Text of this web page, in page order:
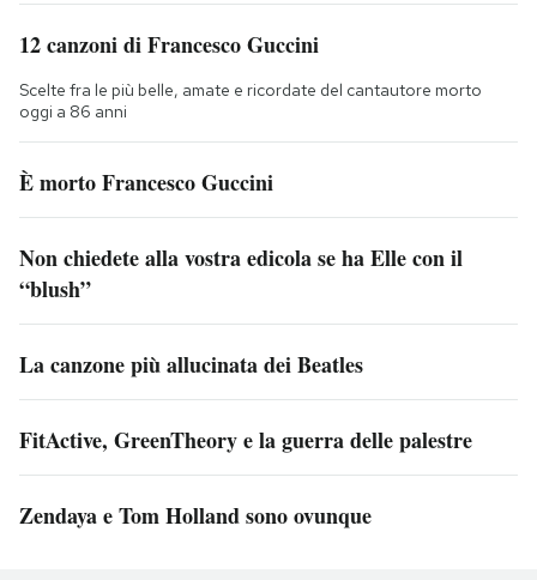
12 canzoni di Francesco Guccini
Scelte fra le più belle, amate e ricordate del cantautore morto
oggi a 86 anni
È morto Francesco Guccini
Non chiedete alla vostra edicola se ha Elle con il
“blush”
La canzone più allucinata dei Beatles
FitActive, GreenTheory e la guerra delle palestre
Zendaya e Tom Holland sono ovunque